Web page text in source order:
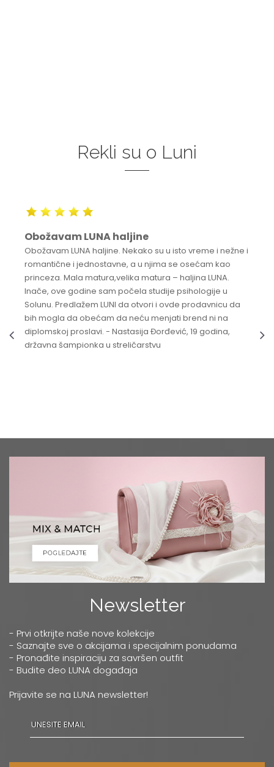
Rekli su o Luni
Obožavam LUNA haljine
Obožavam LUNA haljine. Nekako su u isto vreme i nežne i
romantične i jednostavne, a u njima se osećam kao
princeza. Mala matura,velika matura – haljina LUNA.
Inače, ove godine sam počela studije psihologije u
Solunu. Predlažem LUNI da otvori i ovde prodavnicu da
bih mogla da obećam da neću menjati brend ni na
diplomskoj proslavi. - Nastasija Đorđević, 19 godina,
državna šampionka u streličarstvu
Newsletter
- Prvi otkrijte naše nove kolekcije
- Saznajte sve o akcijama i specijalnim ponudama
- Pronađite inspiraciju za savršen outfit
- Budite deo LUNA događaja
Prijavite se na LUNA newsletter!